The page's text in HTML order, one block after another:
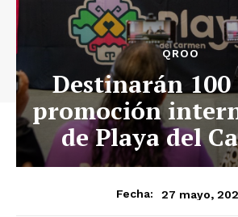
QROO
Destinarán 100
promoción
de Playa del
Fecha: 27 mayo,